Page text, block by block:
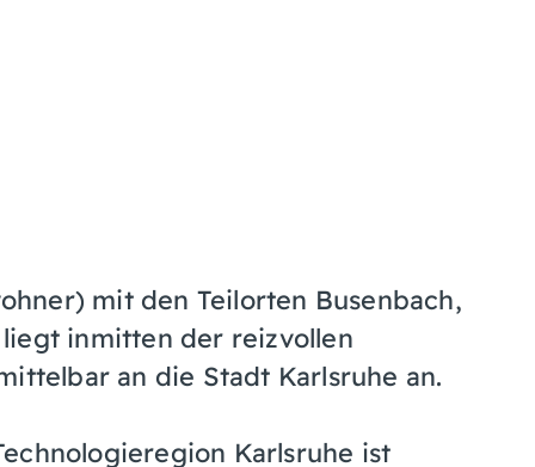
mit den Teilorten Busenbach,
inmitten der reizvollen
an die Stadt Karlsruhe an.
Karlsruhe ist